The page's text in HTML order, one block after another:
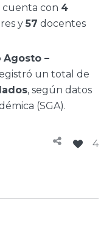
cuenta con 4
y57 docentes
Agosto –
un total de
, según datos
(SGA).
4